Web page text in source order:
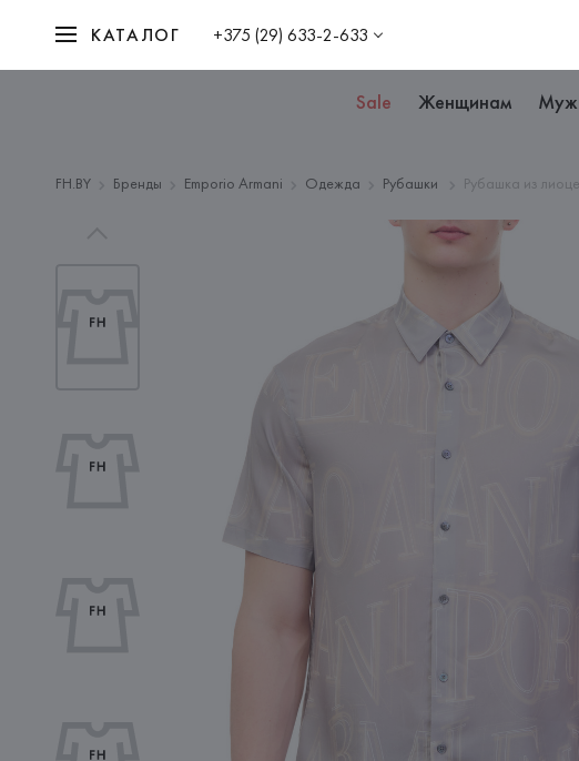
КАТАЛОГ +375 (29) 633-2-633
Sale Женщинам
FH.BY Бренды Emporio Armani Одежда Рубашки Рубашка из